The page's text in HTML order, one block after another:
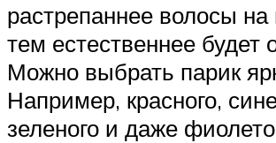
растрепаннее волосы на
тем естественнее будет
Можно выбрать парик
Например, красного,
зеленого и даже